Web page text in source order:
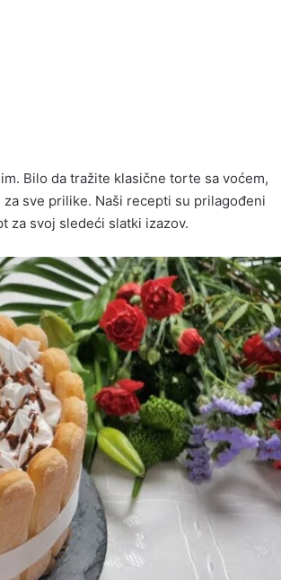
Bilo da tražite klasične torte sa voćem,
sve prilike. Naši recepti su prilagođeni
za svoj sledeći slatki izazov.